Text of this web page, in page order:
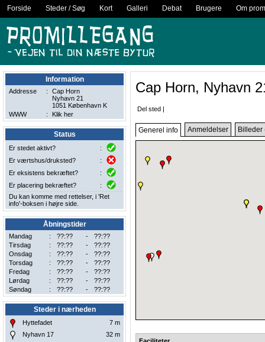
Forside Steder / Søg Kort Galleri Debat Brugere Om
Information
Addresse :
Cap Horn
Nyhavn 21
1051 København K
WWW
: Klik her
Status
Er stedet aktivt?
:
Er værtshus/druksted?
:
Er eksistens bekræftet?
:
Er placering bekræftet?
:
Du kan komme med rettelser, i 'Ret
info'-boksen i højre side.
Åbningstider
Mandag : ??:?? -
??:??
Tirsdag
: ??:?? -
??:??
Onsdag
: ??:?? -
??:??
Torsdag
: ??:?? -
??:??
Fredag
: ??:?? -
??:??
Lørdag
: ??:?? -
??:??
Søndag
: ??:?? - ??:??
Steder i nærheden
Hyttefadet 7 m
Nyhavn 17
32 m
Cap Horn, Nyhavn
Del sted |
Generel info Anmeldelser Billeder